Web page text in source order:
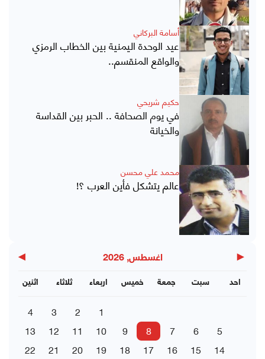
أسامة البركاني
عيد الوحدة اليمنية بين الخطاب الرمزي
والواقع المنقسم..
حكيم شريحي
في يوم الصحافة .. الحبر بين القداسة
والخيانة
محمد علي محسن
عالم يتشكل فأين العرب ؟!
◀ اغسطس, 2026 ▶
اثنين ثلاثاء اربعاء خميس جمعة سبت احد
1
2
3
4
5
6
7
8
9
10
11
12
13
14
15
16
17
18
19
20
21
22